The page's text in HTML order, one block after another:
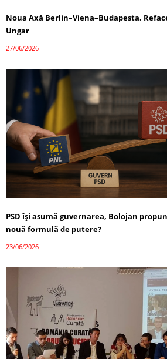
Noua Axă Berlin–Viena–Budapesta.
Ungar
27/06/2026
PSD își asumă guvernarea, Bolojan
nouă formulă de putere?
23/06/2026